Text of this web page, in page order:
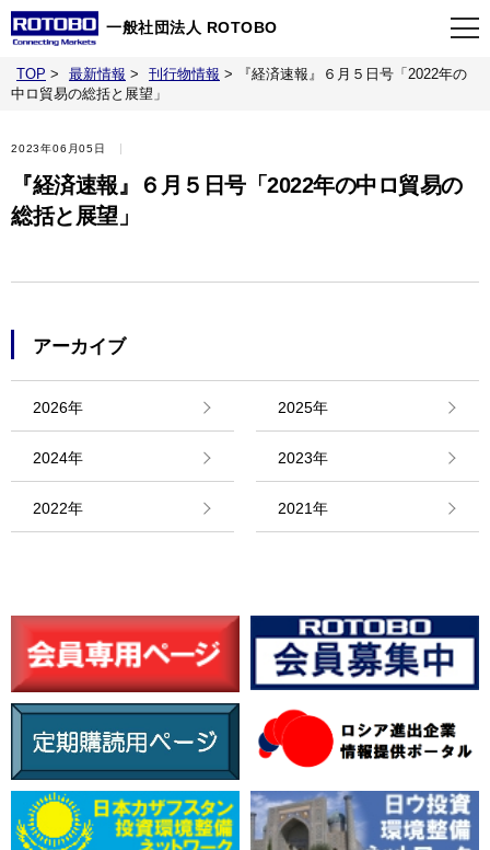
一般社団法人 ROTOBO
TOP
最新情報
当会について
刊行物
情報館
TOP > 最新情報 > 刊行物情報 >
『経済速報』６月５日号「2022年の
中ロ貿易の総括と展望」
2023年06月05日
『経済速報』６月５日号「2022年の中ロ貿易の
総括と展望」
アーカイブ
2026年 2025年
2024年 2023年
2022年 2021年